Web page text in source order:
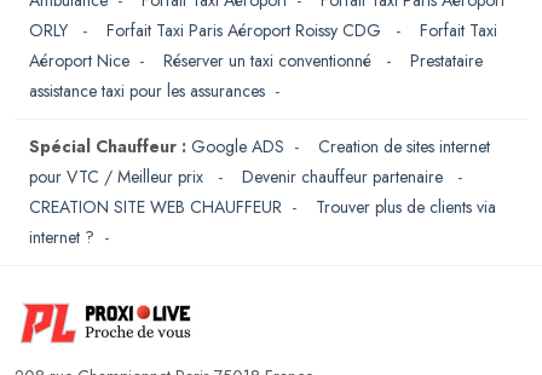
ORLY
- Forfait Taxi Paris Aéroport Roissy CDG - Forfait Taxi
Aéroport Nice - Réserver un taxi conventionné - Prestataire
assistance taxi pour les assurances -
Spécial Chauffeur : Google ADS - Creation de sites internet
pour VTC / Meilleur prix
- Devenir chauffeur partenaire
-
CREATION SITE WEB CHAUFFEUR - Trouver plus de clients via
internet ? -